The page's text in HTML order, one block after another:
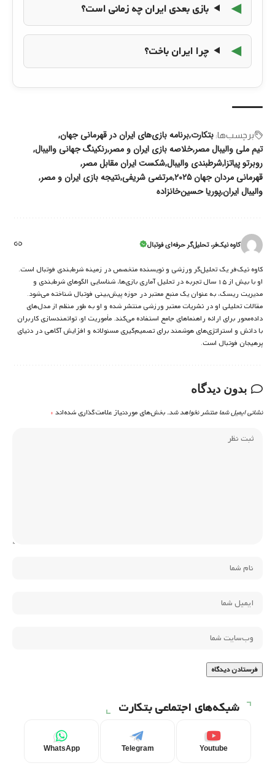
بازی بعدی ایران چه زمانی است؟
چرا ایران باخت؟
برچسب‌‌ها: بتکارتبرنامه بازی‌های ایران در قهرمانی جهان
تیم ملی والیبال مصرخلاصه بازی ایران و مصررنکینگ جهانی والیبال
روبرتو پیاتزاشرطبندی والیبالشکست ایران مقابل مصر
قهرمانی مردان جهان ۲۰۲۵
مرتضی شریفینتیجه بازی ایران و مصر
والیبال ایرانپوریا حسین‌خانزاده
کاوه نیک‌فر، تحلیل‌گر حرفه‌ای فوتبال
کاوه نیک‌فر یک تحلیل‌گر ورزشی و نویسنده متخصص در زمینه شرط‌بندی فوتبال است.
او با بیش از ۱۵ سال تجربه در تحلیل آماری بازی‌ها، شناسایی الگوهای شرط‌بندی و
مدیریت ریسک، به عنوان یک منبع معتبر در حوزه پیش‌بینی فوتبال شناخته می‌شود.
مقالات تحلیلی او در نشریات معتبر ورزشی منتشر شده و او به طور منظم از مدل‌های
داده‌محور برای ارائه راهنماهای جامع استفاده می‌کند. مأموریت او، توانمندسازی کاربران
با دانش و استراتژی‌های هوشمند برای تصمیم‌گیری مسئولانه و افزایش آگاهی در دنیای
پرهیجان فوتبال است.
بدون دیدگاه
نشانی ایمیل شما منتشر نخواهد شد. بخش‌های موردنیاز علامت‌گذاری شده‌اند*
شبکه‌های اجتماعی بتکارت
Youtube
Telegram
WhatsApp